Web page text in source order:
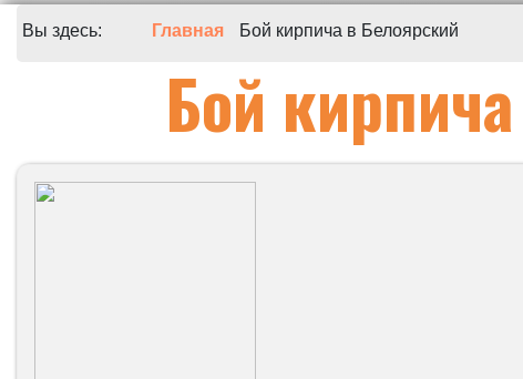
Вы здесь: Главная Бой кирпича в Белоярский
Бой